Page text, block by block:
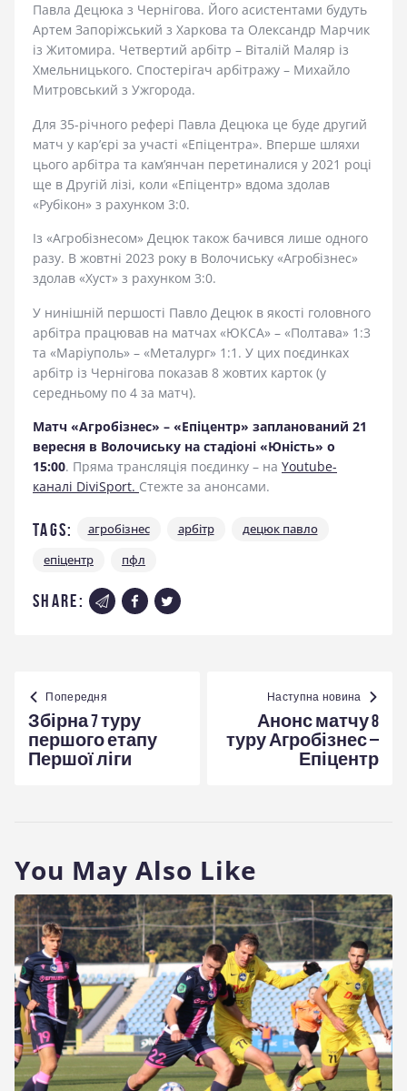
Павла Децюка з Чернігова. Його асистентами будуть
Артем Запоріжський з Харкова та Олександр Марчик
із Житомира. Четвертий арбітр – Віталій Маляр із
Хмельницького. Спостерігач арбітражу – Михайло
Митровський з Ужгорода.
Для 35-річного рефері Павла Децюка це буде другий
матч у кар’єрі за участі «Епіцентра». Вперше шляхи
цього арбітра та кам’янчан перетиналися у 2021 році
ще в Другій лізі, коли «Епіцентр» вдома здолав
«Рубікон» з рахунком 3:0.
Із «Агробізнесом» Децюк також бачився лише одного
разу. В жовтні 2023 року в Волочиську «Агробізнес»
здолав «Хуст» з рахунком 3:0.
У нинішній першості Павло Децюк в якості головного
арбітра працював на матчах «ЮКСА» – «Полтава» 1:3
та «Маріуполь» – «Металург» 1:1. У цих поєдинках
арбітр із Чернігова показав 8 жовтих карток (у
середньому по 4 за матч).
Матч «Агробізнес» – «Епіцентр» запланований 21
вересня в Волочиську на стадіоні «Юність» о
15:00. Пряма трансляція поєдинку – на Youtube-
каналі DiviSport. Стежте за анонсами.
Tags: агробізнес арбітр
децюк павло
епіцентр
пфл
share:
Навігація
записів
Попередня
Збірна 7 туру
першого етапу
Першої ліги
Наступна новина
Анонс матчу 8
туру Агробізнес –
Епіцентр
You May Also Like